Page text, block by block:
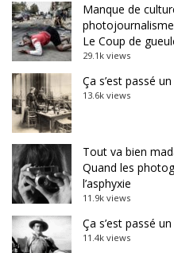
Manque de
photojournalisme
Le Coup de
29.1k views
Ça s’est passé
13.6k views
Tout va bien
Quand les
l’asphyxie
11.9k views
Ça s’est passé
11.4k views